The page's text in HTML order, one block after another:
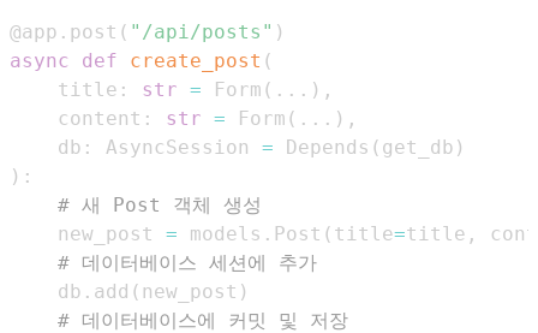
@app . post ( "/api/posts" )
async
def create_post (
    title
: str = Form ( . . . ) ,
    content
: str = Form ( . . . ) ,
    db
: AsyncSession = Depends ( get_db )
) :
# 새 Post 객체 생성
    new_post
= models . Post ( title=title ,
# 데이터베이스 세션에 추가
    db
. add ( new_post )
# 데이터베이스에 커밋 및 저장